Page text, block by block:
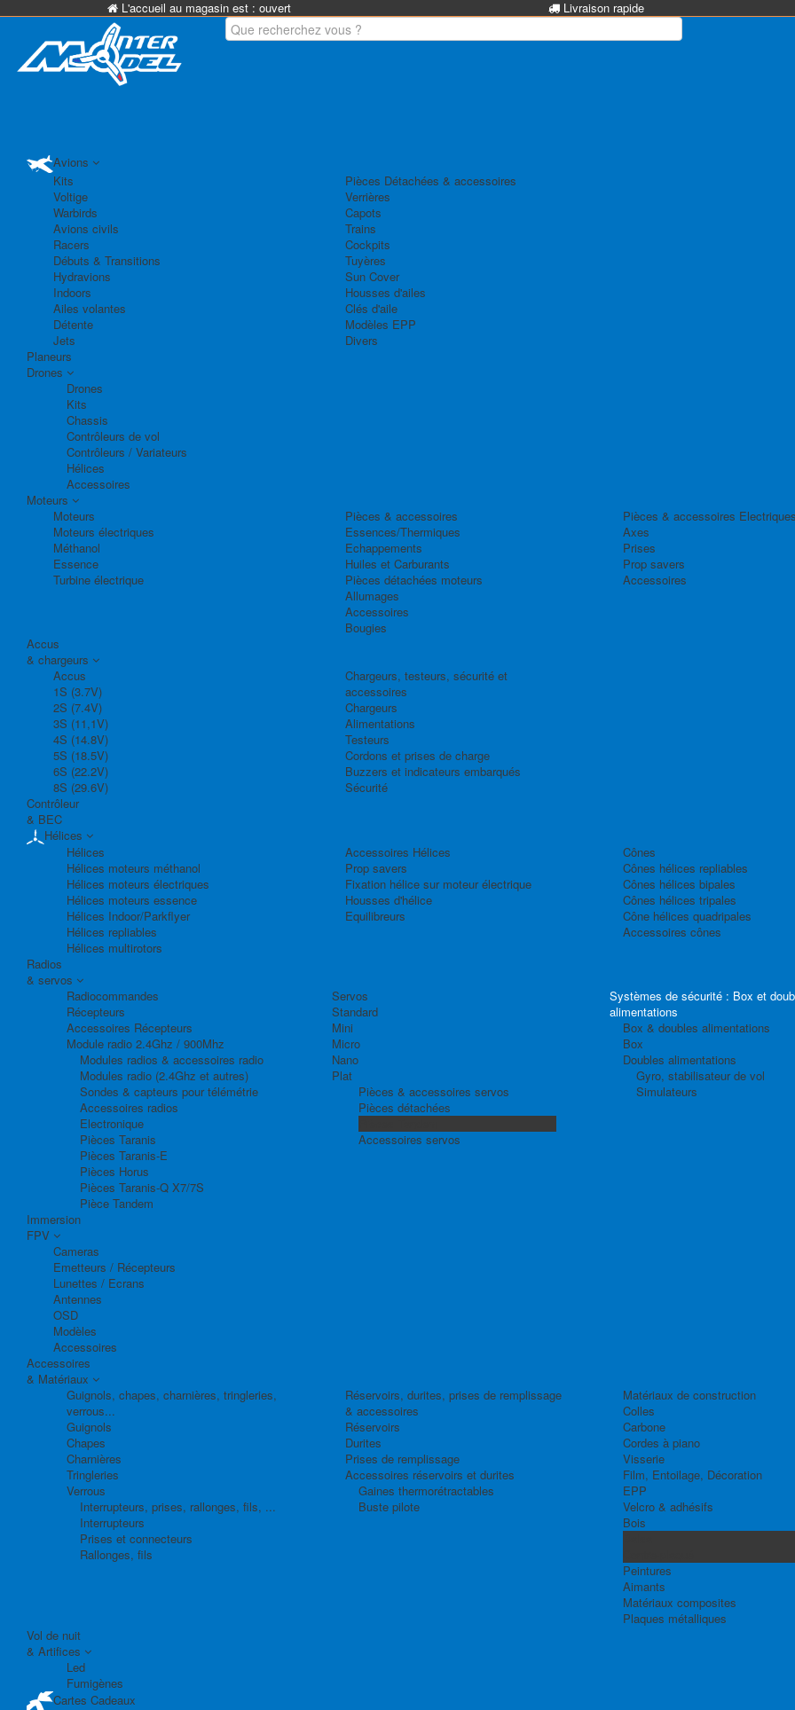
L'accueil au magasin est : ouvert Livraison rapide
Avions
Kits
Voltige
Warbirds
Avions civils
Racers
Débuts & Transitions
Hydravions
Indoors
Ailes volantes
Détente
Jets
Pièces Détachées & accessoires
Verrières
Capots
Trains
Cockpits
Tuyères
Sun Cover
Housses d'ailes
Clés d'aile
Modèles EPP
Divers
Planeurs
Drones
Drones
Kits
Chassis
Contrôleurs de vol
Contrôleurs / Variateurs
Hélices
Accessoires
Moteurs
Moteurs
Moteurs électriques
Méthanol
Essence
Turbine électrique
Pièces & accessoires
Essences/Thermiques
Echappements
Huiles et Carburants
Pièces détachées moteurs
Allumages
Accessoires
Bougies
Pièces & accessoires
Axes
Prises
Prop savers
Accessoires
Accus
& chargeurs
Accus
1S (3.7V)
2S (7.4V)
3S (11,1V)
4S (14.8V)
5S (18.5V)
6S (22.2V)
8S (29.6V)
Chargeurs, testeurs, sécurité et
accessoires
Chargeurs
Alimentations
Testeurs
Cordons et prises de charge
Buzzers et indicateurs embarqués
Sécurité
Contrôleur
& BEC
Hélices
Hélices
Hélices moteurs méthanol
Hélices moteurs électriques
Hélices moteurs essence
Hélices Indoor/Parkflyer
Hélices repliables
Hélices multirotors
Accessoires Hélices
Prop savers
Fixation hélice sur moteur électrique
Housses d'hélice
Equilibreurs
Cônes
Cônes hélices repliables
Cônes hélices bipales
Cônes hélices tripales
Cône hélices quadripales
Accessoires cônes
Radios
& servos
Radiocommandes
Récepteurs
Accessoires Récepteurs
Module radio 2.4Ghz / 900Mhz
Modules radios & accessoires radio
Modules radio (2.4Ghz et autres)
Sondes & capteurs pour télémétrie
Accessoires radios
Electronique
Pièces Taranis
Pièces Taranis-E
Pièces Horus
Pièces Taranis-Q X7/7S
Pièce Tandem
Servos
Standard
Mini
Micro
Nano
Plat
Pièces & accessoires servos
Pièces détachées
Accessoires servos
Systèmes de sécurité : Box et
alimentations
Box & doubles alimentations
Box
Doubles alimentations
Gyro, stabilisateur de vol
Simulateurs
Immersion
FPV
Cameras
Emetteurs / Récepteurs
Lunettes / Ecrans
Antennes
OSD
Modèles
Accessoires
Accessoires
& Matériaux
Guignols, chapes, charnières, tringleries,
verrous...
Guignols
Chapes
Charnières
Tringleries
Verrous
Interrupteurs, prises, rallonges, fils, ...
Interrupteurs
Prises et connecteurs
Rallonges, fils
Réservoirs, durites, prises de remplissage
& accessoires
Réservoirs
Durites
Prises de remplissage
Accessoires réservoirs et durites
Gaines thermorétractables
Buste pilote
Matériaux de construction
Colles
Carbone
Cordes à piano
Visserie
Film, Entoilage, Décoration
EPP
Velcro & adhésifs
Bois
Peintures
Aimants
Matériaux composites
Plaques métalliques
Vol de nuit
& Artifices
Led
Fumigènes
Cartes Cadeaux